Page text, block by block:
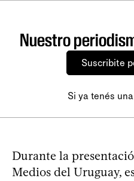
Nuestro
Suscribite
Si ya tenés
Durante la
Medios del Uruguay,